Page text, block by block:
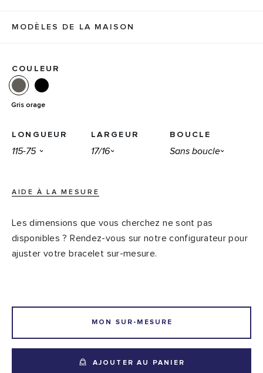
MODÈLES DE LA MAISON
COULEUR
Gris orage
LONGUEUR LARGEUR BOUCLE
AIDE À LA MESURE
Les dimensions que vous cherchez ne sont pas
disponibles ? Rendez-vous sur notre configurateur pour
ajuster votre bracelet sur-mesure.
MON SUR-MESURE
AJOUTER AU PANIER